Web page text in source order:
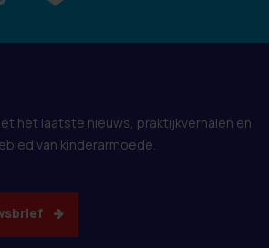
het laatste nieuws, praktijkverhalen en
van kinderarmoede.